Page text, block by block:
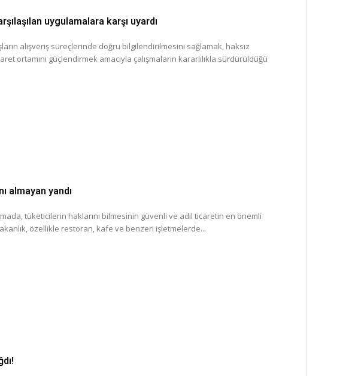
uygulamalara karşı uyardı
alışveriş süreçlerinde doğru bilgilendirilmesini sağlamak, haksız
ortamını güçlendirmek amacıyla çalışmaların kararlılıkla sürdürüldüğü
almayan yandı
tüketicilerin haklarını bilmesinin güvenli ve adil ticaretin en önemli
özellikle restoran, kafe ve benzeri işletmelerde...